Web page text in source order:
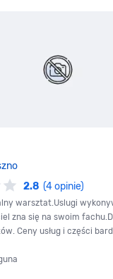
2.8 (4 opinie)
warsztat.Uslugi
zna się na swoim
Ceny usług i części